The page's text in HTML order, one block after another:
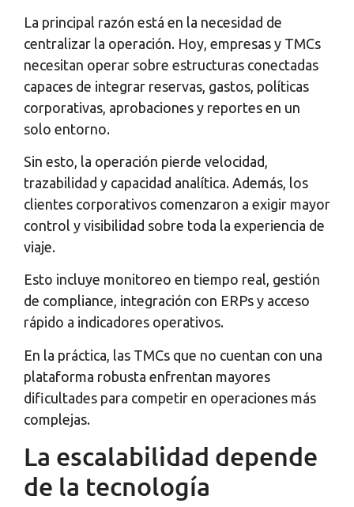
La principal razón está en la necesidad de
centralizar la operación. Hoy, empresas y TMCs
necesitan operar sobre estructuras conectadas
capaces de integrar reservas, gastos, políticas
corporativas, aprobaciones y reportes en un
solo entorno.
Sin esto, la operación pierde velocidad,
trazabilidad y capacidad analítica. Además, los
clientes corporativos comenzaron a exigir mayor
control y visibilidad sobre toda la experiencia de
viaje.
Esto incluye monitoreo en tiempo real, gestión
de compliance, integración con ERPs y acceso
rápido a indicadores operativos.
En la práctica, las TMCs que no cuentan con una
plataforma robusta enfrentan mayores
dificultades para competir en operaciones más
complejas.
La escalabilidad depende
de la tecnología